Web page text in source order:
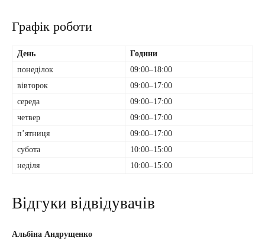
Графік роботи
День
Години
понеділок
09:00–18:00
вівторок
09:00–17:00
середа
09:00–17:00
четвер
09:00–17:00
пʼятниця
09:00–17:00
субота
10:00–15:00
неділя
10:00–15:00
Відгуки відвідувачів
Альбіна Андрущенко